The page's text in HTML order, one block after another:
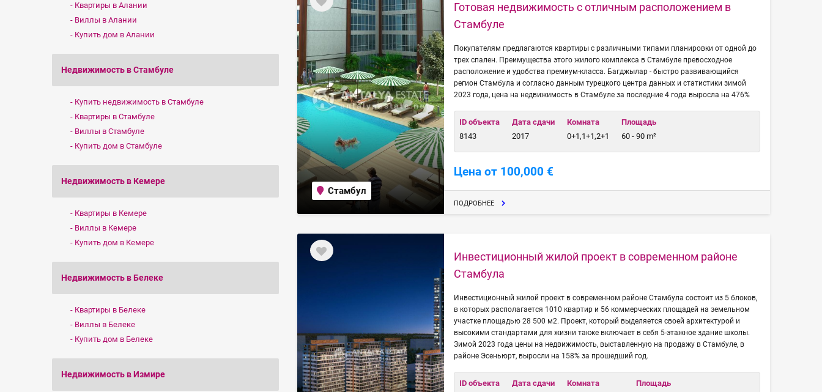
Квартиры в Алании
Виллы в Алании
Купить дом в Алании
Недвижимость в Стамбуле
Купить недвижимость в Стамбуле
Квартиры в Стамбуле
Виллы в Стамбуле
Купить дом в Стамбуле
Недвижимость в Кемере
Квартиры в Кемере
Виллы в Кемере
Купить дом в Кемере
Недвижимость в Белеке
Квартиры в Белеке
Виллы в Белеке
Купить дом в Белеке
Недвижимость в Измире
Готовая недвижимость с отличным расположением в
Стамбуле
Стамбул
Покупателям предлагаются квартиры с различными типами планировки от одной до
трех спален. Преимущества этого жилого комплекса в Стамбуле превосходное
расположение и удобства премиум-класса. Багджылар - быстро развивающийся
регион Стамбула и согласно данным турецкого центра данных и статистики зимой
2023 года, цена на недвижимость в Стамбуле за последние 4 года выросла на 476%
ID объекта
8143
Дата сдачи
2017
Комната
0+1,1+1,2+1
Площадь
60 - 90 m²
Цена от 100,000 €
ПОДРОБНЕЕ
Инвестиционный жилой проект в современном районе
Стамбула
Инвестиционный жилой проект в современном районе Стамбула состоит из 5 блоков,
в которых располагается 1010 квартир и 56 коммерческих площадей на земельном
участке площадью 28 500 м2. Проект, который выделяется своей архитектурой и
высокими стандартами для жизни также включает в себя 5-этажное здание школы.
Зимой 2023 года цены на недвижимость, выставленную на продажу в Стамбуле, в
районе Эсеньюрт, выросли на 158% за прошедший год.
ID объекта
Дата сдачи
Комната
Площадь